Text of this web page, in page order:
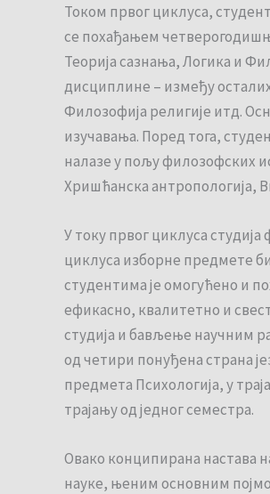
Током првог циклуса,
се похађањем
Теорија сазнања, Логика и
дисциплине – између
Филозофија религије итд.
изучавања. Поред тога,
налазе у пољу филозофских
Хришћанска антропологија,
У току првог циклуса
циклуса изборне предмете
студентима је омогућено и
ефикасно, квалитетно и
студија и бављење научним
од четири понуђена страна
предмета Психологија, у
трајању од једног семестра.
Овако конципирана настава
науке, њеним основним